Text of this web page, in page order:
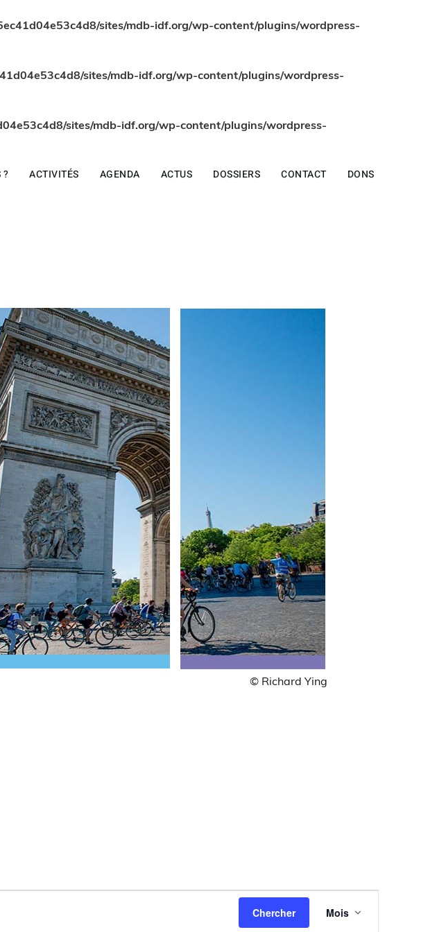
sites/mdb-idf.org/wp-content/plugins/wordpress-
sites/mdb-idf.org/wp-content/plugins/wordpress-
sites/mdb-idf.org/wp-content/plugins/wordpress-
? ACTIVITÉS AGENDA ACTUS DOSSIERS CONTACT DONS
© Richard Ying
Chercher
de
Mois